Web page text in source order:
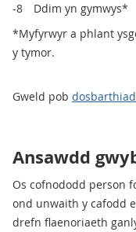
-8
Ddim yn gymwys*
*Myfyrwyr a phlant
y tymor.
Gweld pob
Ansawdd
Os cofnododd person
ond unwaith y cafodd
drefn flaenoriaeth